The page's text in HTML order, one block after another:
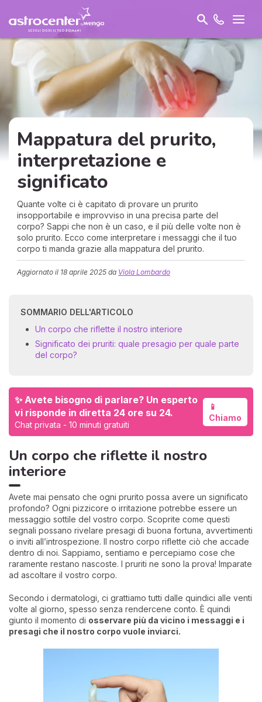
Mappatura del prurito,
interpretazione e
significato
Quante volte ci è capitato di provare un prurito
insopportabile e improvviso in una precisa parte del
corpo? Sappi che non è un caso, e il più delle volte non è
solo prurito. Ecco come interpretare i messaggi che il tuo
corpo ti manda grazie alla mappatura del prurito.
Aggiornato il 18 aprile 2025 da Viola Lombardo
SOMMARIO DELL'ARTICOLO
Un corpo che riflette il nostro interiore
Significato dei pruriti: quale presagio per quale parte
del corpo?
✨ Avete bisogno di parlare? Un esperto
vi risponde in diretta 24 ore su 24.
Chat privata - 10 minuti gratuiti
📱
Chiamo
Un corpo che riflette il nostro
interiore
Avete mai pensato che ogni prurito possa avere un significato
profondo? Ogni pizzicore o irritazione potrebbe essere un
messaggio sottile del vostro corpo. Scoprite come questi
segnali possano rivelare presagi di buona fortuna, avvertimenti
o inviti all’introspezione. Il nostro corpo riflette ciò che accade
dentro di noi. Sappiamo, sentiamo e percepiamo cose che
raramente restano nascoste. I pruriti ne sono la prova! Imparate
ad ascoltare il vostro corpo.
Secondo i dermatologi, ci grattiamo tutti dalle quindici alle venti
volte al giorno, spesso senza rendercene conto. È quindi
giunto il momento di osservare più da vicino i messaggi e i
presagi che il nostro corpo vuole inviarci.